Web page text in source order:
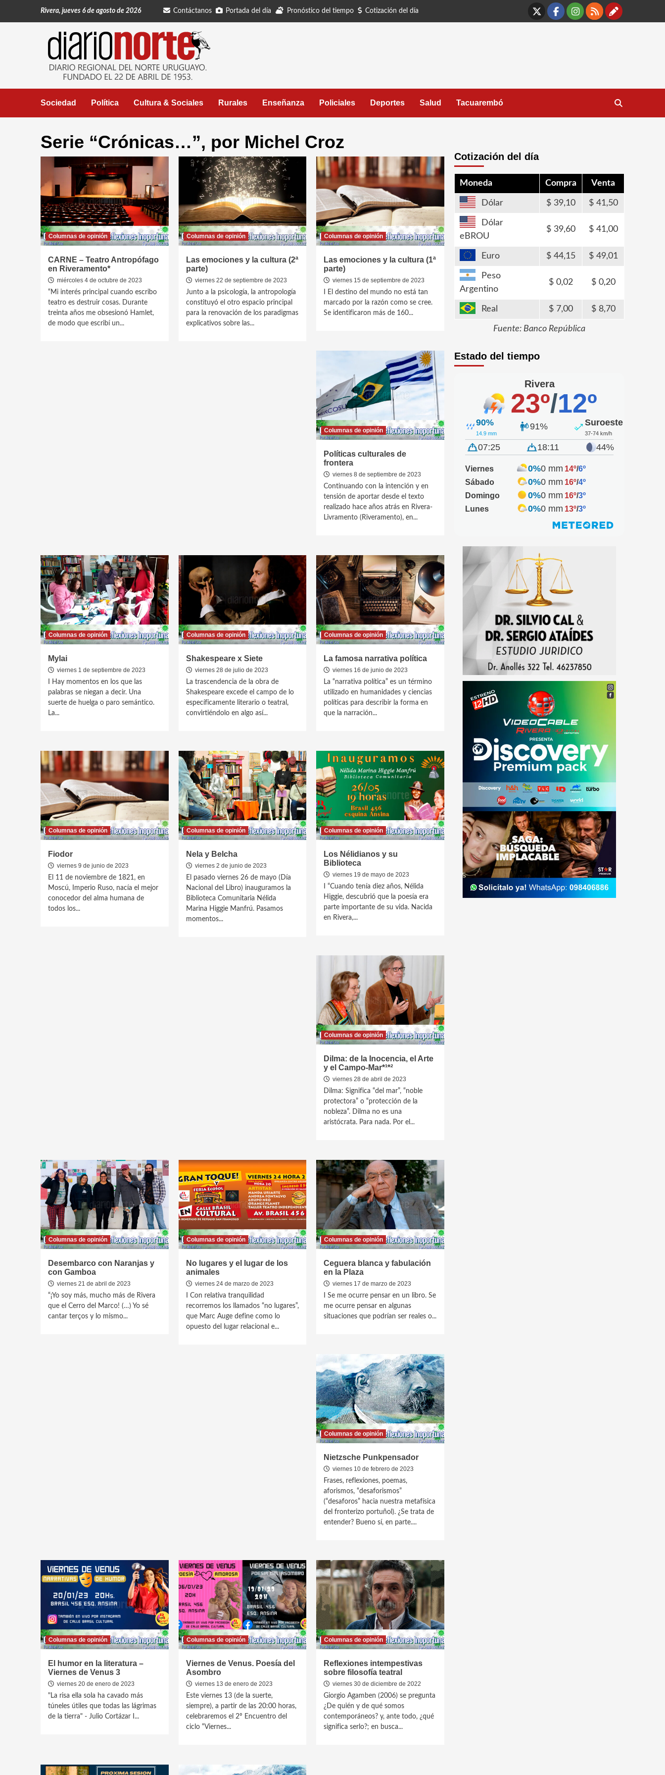
Rivera, jueves 6 de agosto de 2026 Contáctanos Portada del día Pronóstico del tiempo Cotización del día
X Facebook
Instagram
RSS
Sociedad Política Cultura & Sociales Rurales Enseñanza Policiales Deportes Salud Tacuarembó
Serie “Crónicas…”‚ por Michel Croz
Columnas de opinión
CARNE – Teatro Antropófago
en Riveramento*
miércoles 4 de octubre de 2023
“Mi interés principal cuando escribo
teatro es destruir cosas. Durante
treinta años me obsesionó Hamlet,
de modo que escribí un...
Columnas de opinión
Las emociones y la cultura (2ª
parte)
viernes 22 de septiembre de 2023
Junto a la psicología, la antropología
constituyó el otro espacio principal
para la renovación de los paradigmas
explicativos sobre las...
Columnas de opinión
Las emociones y la cultura (1ª
parte)
viernes 15 de septiembre de 2023
I El destino del mundo no está tan
marcado por la razón como se cree.
Se identificaron más de 160...
Columnas de opinión
Políticas culturales de
frontera
viernes 8 de septiembre de 2023
Continuando con la intención y en
tensión de aportar desde el texto
realizado hace años atrás en Rivera-
Livramento (Riveramento), en...
Columnas de opinión
Mylai
viernes 1 de septiembre de 2023
I Hay momentos en los que las
palabras se niegan a decir. Una
suerte de huelga o paro semántico.
La...
Columnas de opinión
Shakespeare x Siete
viernes 28 de julio de 2023
La trascendencia de la obra de
Shakespeare excede el campo de lo
específicamente literario o teatral,
convirtiéndolo en algo así...
Columnas de opinión
La famosa narrativa política
viernes 16 de junio de 2023
La “narrativa política” es un término
utilizado en humanidades y ciencias
políticas para describir la forma en
que la narración...
Columnas de opinión
Fiodor
viernes 9 de junio de 2023
El 11 de noviembre de 1821, en
Moscú, Imperio Ruso, nacía el mejor
conocedor del alma humana de
todos los...
Columnas de opinión
Nela y Belcha
viernes 2 de junio de 2023
El pasado viernes 26 de mayo (Día
Nacional del Libro) inauguramos la
Biblioteca Comunitaria Nélida
Marina Higgie Manfrú. Pasamos
momentos...
Columnas de opinión
Los Nélidianos y su
Biblioteca
viernes 19 de mayo de 2023
I “Cuando tenía diez años, Nélida
Higgie, descubrió que la poesía era
parte importante de su vida. Nacida
en Rivera,...
Columnas de opinión
Dilma: de la Inocencia, el Arte
y el Campo-Mar*¹*²
viernes 28 de abril de 2023
Dilma: Significa “del mar”, “noble
protectora” o “protección de la
nobleza”. Dilma no es una
aristócrata. Para nada. Por el...
Columnas de opinión
Desembarco con Naranjas y
con Gamboa
viernes 21 de abril de 2023
“¡Yo soy más, mucho más de Rivera
que el Cerro del Marco! (…) Yo sé
cantar terços y lo mismo...
Columnas de opinión
No lugares y el lugar de los
animales
viernes 24 de marzo de 2023
I Con relativa tranquilidad
recorremos los llamados “no lugares”,
que Marc Auge define como lo
opuesto del lugar relacional e...
Columnas de opinión
Ceguera blanca y fabulación
en la Plaza
viernes 17 de marzo de 2023
I Se me ocurre pensar en un libro. Se
me ocurre pensar en algunas
situaciones que podrían ser reales o...
Columnas de opinión
Nietzsche Punkpensador
viernes 10 de febrero de 2023
Frases, reflexiones, poemas,
aforismos, “desaforismos”
(“desaforos” hacia nuestra metafísica
del fronterizo portuñol). ¿Se trata de
entender? Bueno sí, en parte....
Columnas de opinión
El humor en la literatura –
Viernes de Venus 3
viernes 20 de enero de 2023
"La risa ella sola ha cavado más
túneles útiles que todas las lágrimas
de la tierra" - Julio Cortázar I...
Columnas de opinión
Viernes de Venus. Poesía del
Asombro
viernes 13 de enero de 2023
Este viernes 13 (de la suerte,
siempre), a partir de las 20:00 horas,
celebraremos el 2º Encuentro del
ciclo “Viernes...
Columnas de opinión
Reflexiones intempestivas
sobre filosofía teatral
viernes 30 de diciembre de 2022
Giorgio Agamben (2006) se pregunta
¿De quién y de qué somos
contemporáneos? y, ante todo, ¿qué
significa serlo?; en busca...
Cotización del día
Moneda Compra Venta
Dólar 39,10 41,50
Dólar
eBROU
39,60 41,00
Euro 44,15 49,01
Peso
Argentino
0,02 0,20
Real 7,00 8,70
Fuente: Banco República
Estado del tiempo
Rivera
23º/12º
90%
14.9 mm
91% Suroeste
37-74 km/h
07:25 18:11 44%
Viernes 0%0 mm 14º/6º
Sábado
0%0 mm 16º/4º
Domingo
0%0 mm 16º/3º
Lunes
0%0 mm 13º/3º